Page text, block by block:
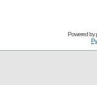
Powered by